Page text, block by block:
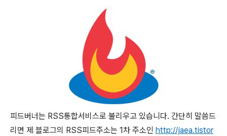
피드버너는 RSS통합서비스로 불리우고 있습니다. 간단히 말씀드
리면 제 블로그의 RSS피드주소는 1차 주소인 http://jaea.tistor